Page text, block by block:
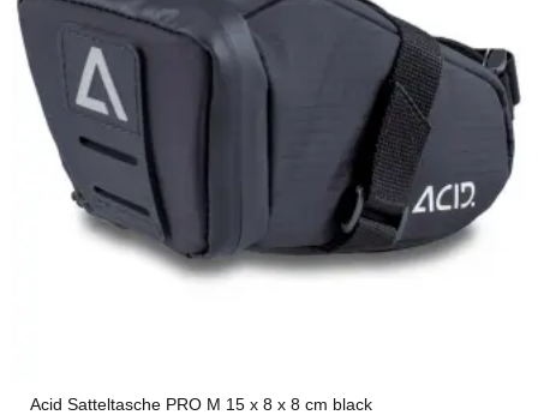
Acid Satteltasche PRO M 15 x 8 x 8 cm black